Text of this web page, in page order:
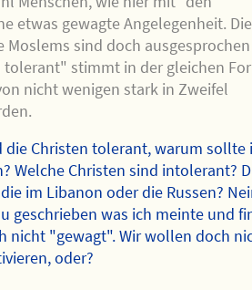
etwas gewagte Angelegenheit. Die
Moslems sind doch ausgesprochen
stimmt in der gleichen
nicht wenigen stark in Zweifel
die Christen tolerant, warum sollte
Welche Christen sind intolerant?
im Libanon oder die Russen?
geschrieben was ich meinte und
nicht "gewagt". Wir wollen doch
oder?